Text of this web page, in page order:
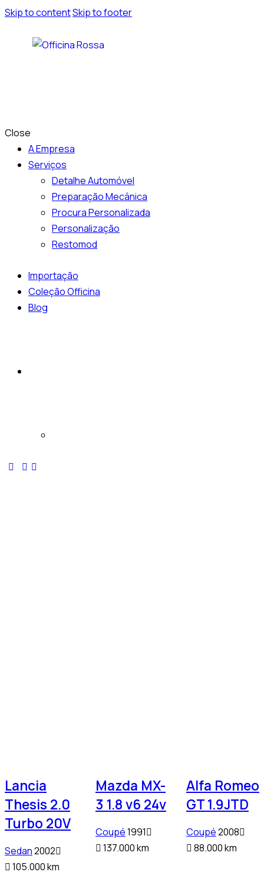
Skip to contentSkip to footer
Close
A Empresa
Serviços
Detalhe Automóvel
Preparação Mecânica
Procura Personalizada
Personalização
Restomod
Importação
Coleção Officina
Blog
Lancia
Thesis 2.0
Turbo 20V
Sedan2002
105.000 km
Mazda MX-
3 1.8 v6 24v
Coupé1991
137.000 km
Alfa Romeo
GT 1.9JTD
Coupé2008
88.000 km